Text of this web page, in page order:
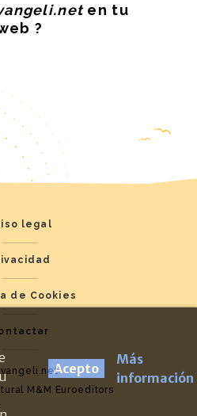
en tu
?
legal
de Cookies
M&M Euroeditors
Acepto
Más
información